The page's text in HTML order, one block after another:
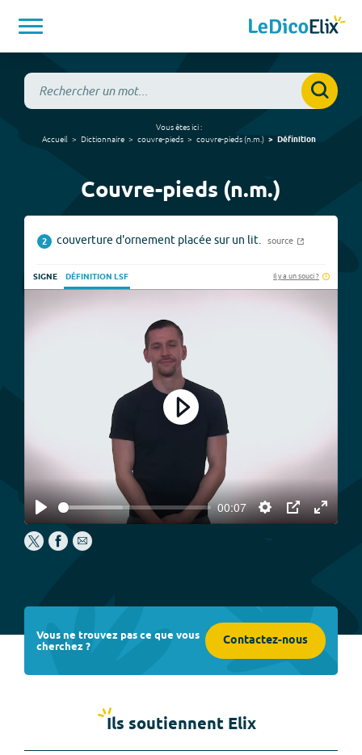
Vous êtes ici :
Accueil
Dictionnaire couvre-pieds couvre-pieds(n.m. ) Définition
Couvre-pieds (n.m.)
2 couverture d'ornement placée sur un lit. source
SIGNE DÉFINITION LSF Il y a un souci ?
Play
00:07
Settings
PIP
Enter
Play
Vous ne trouvez pas ce que vous
cherchez ? Contactez-nous
Ils soutiennent Elix